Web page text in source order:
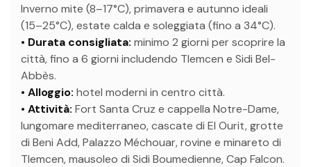
Inverno mite (8–17°C), primavera e autunno ideali
(15–25°C), estate calda e soleggiata (fino a 34°C).
• Durata consigliata: minimo 2 giorni per scoprire la
città, fino a 6 giorni includendo Tlemcen e Sidi Bel-
Abbès.
• Alloggio: hotel moderni in centro città.
• Attività: Fort Santa Cruz e cappella Notre-Dame,
lungomare mediterraneo, cascate di El Ourit, grotte
di Beni Add, Palazzo Méchouar, rovine e minareto di
Tlemcen, mausoleo di Sidi Boumedienne, Cap Falcon.